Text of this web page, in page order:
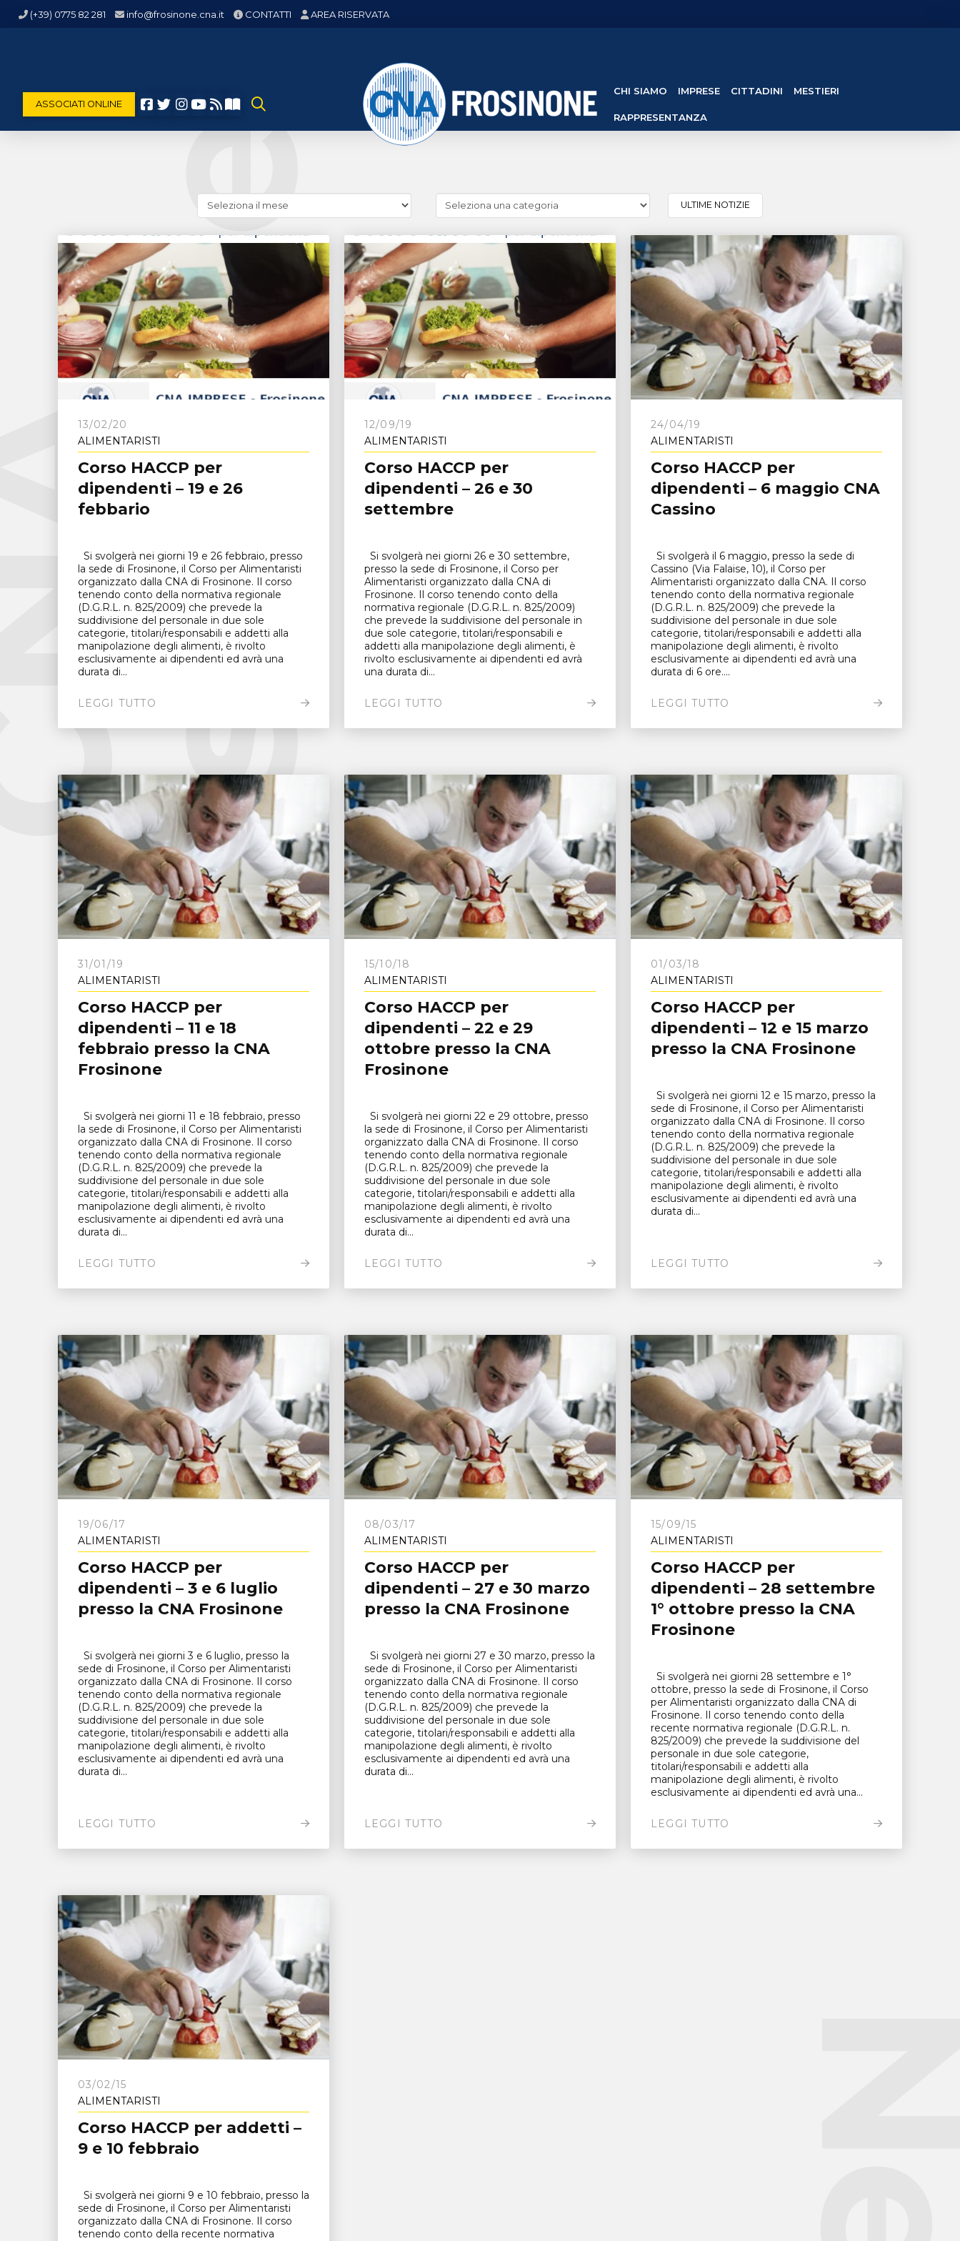
(+39) 0775 82 281 info@frosinone.cna.it CONTATTI AREA RISERVATA
ASSOCIATI ONLINE
CHI SIAMO IMPRESE CITTADINI MESTIERI
RAPPRESENTANZA
e
storico)
ULTIME NOTIZIE
13/02/20
ALIMENTARISTI
Corso HACCP per
dipendenti – 19 e 26
febbario
Si svolgerà nei giorni 19 e 26 febbraio, presso
la sede di Frosinone, il Corso per Alimentaristi
organizzato dalla CNA di Frosinone. Il corso
tenendo conto della normativa regionale
(D.G.R.L. n. 825/2009) che prevede la
suddivisione del personale in due sole
categorie, titolari/responsabili e addetti alla
manipolazione degli alimenti, è rivolto
esclusivamente ai dipendenti ed avrà una
durata di...
LEGGI TUTTO
12/09/19
ALIMENTARISTI
Corso HACCP per
dipendenti – 26 e 30
settembre
Si svolgerà nei giorni 26 e 30 settembre,
presso la sede di Frosinone, il Corso per
Alimentaristi organizzato dalla CNA di
Frosinone. Il corso tenendo conto della
normativa regionale (D.G.R.L. n. 825/2009)
che prevede la suddivisione del personale in
due sole categorie, titolari/responsabili e
addetti alla manipolazione degli alimenti, è
rivolto esclusivamente ai dipendenti ed avrà
una durata di...
LEGGI TUTTO
24/04/19
ALIMENTARISTI
Corso HACCP per
dipendenti – 6 maggio CNA
Cassino
Si svolgerà il 6 maggio, presso la sede di
Cassino (Via Falaise, 10), il Corso per
Alimentaristi organizzato dalla CNA. Il corso
tenendo conto della normativa regionale
(D.G.R.L. n. 825/2009) che prevede la
suddivisione del personale in due sole
categorie, titolari/responsabili e addetti alla
manipolazione degli alimenti, è rivolto
esclusivamente ai dipendenti ed avrà una
durata di 6 ore....
LEGGI TUTTO
31/01/19
ALIMENTARISTI
Corso HACCP per
dipendenti – 11 e 18
febbraio presso la CNA
Frosinone
Si svolgerà nei giorni 11 e 18 febbraio, presso
la sede di Frosinone, il Corso per Alimentaristi
organizzato dalla CNA di Frosinone. Il corso
tenendo conto della normativa regionale
(D.G.R.L. n. 825/2009) che prevede la
suddivisione del personale in due sole
categorie, titolari/responsabili e addetti alla
manipolazione degli alimenti, è rivolto
esclusivamente ai dipendenti ed avrà una
durata di...
LEGGI TUTTO
15/10/18
ALIMENTARISTI
Corso HACCP per
dipendenti – 22 e 29
ottobre presso la CNA
Frosinone
Si svolgerà nei giorni 22 e 29 ottobre, presso
la sede di Frosinone, il Corso per Alimentaristi
organizzato dalla CNA di Frosinone. Il corso
tenendo conto della normativa regionale
(D.G.R.L. n. 825/2009) che prevede la
suddivisione del personale in due sole
categorie, titolari/responsabili e addetti alla
manipolazione degli alimenti, è rivolto
esclusivamente ai dipendenti ed avrà una
durata di...
LEGGI TUTTO
01/03/18
ALIMENTARISTI
Corso HACCP per
dipendenti – 12 e 15 marzo
presso la CNA Frosinone
Si svolgerà nei giorni 12 e 15 marzo, presso la
sede di Frosinone, il Corso per Alimentaristi
organizzato dalla CNA di Frosinone. Il corso
tenendo conto della normativa regionale
(D.G.R.L. n. 825/2009) che prevede la
suddivisione del personale in due sole
categorie, titolari/responsabili e addetti alla
manipolazione degli alimenti, è rivolto
esclusivamente ai dipendenti ed avrà una
durata di...
LEGGI TUTTO
19/06/17
ALIMENTARISTI
Corso HACCP per
dipendenti – 3 e 6 luglio
presso la CNA Frosinone
Si svolgerà nei giorni 3 e 6 luglio, presso la
sede di Frosinone, il Corso per Alimentaristi
organizzato dalla CNA di Frosinone. Il corso
tenendo conto della normativa regionale
(D.G.R.L. n. 825/2009) che prevede la
suddivisione del personale in due sole
categorie, titolari/responsabili e addetti alla
manipolazione degli alimenti, è rivolto
esclusivamente ai dipendenti ed avrà una
durata di...
LEGGI TUTTO
08/03/17
ALIMENTARISTI
Corso HACCP per
dipendenti – 27 e 30 marzo
presso la CNA Frosinone
Si svolgerà nei giorni 27 e 30 marzo, presso la
sede di Frosinone, il Corso per Alimentaristi
organizzato dalla CNA di Frosinone. Il corso
tenendo conto della normativa regionale
(D.G.R.L. n. 825/2009) che prevede la
suddivisione del personale in due sole
categorie, titolari/responsabili e addetti alla
manipolazione degli alimenti, è rivolto
esclusivamente ai dipendenti ed avrà una
durata di...
LEGGI TUTTO
15/09/15
ALIMENTARISTI
Corso HACCP per
dipendenti – 28 settembre
1° ottobre presso la CNA
Frosinone
Si svolgerà nei giorni 28 settembre e 1°
ottobre, presso la sede di Frosinone, il Corso
per Alimentaristi organizzato dalla CNA di
Frosinone. Il corso tenendo conto della
recente normativa regionale (D.G.R.L. n.
825/2009) che prevede la suddivisione del
personale in due sole categorie,
titolari/responsabili e addetti alla
manipolazione degli alimenti, è rivolto
esclusivamente ai dipendenti ed avrà una...
LEGGI TUTTO
03/02/15
ALIMENTARISTI
Corso HACCP per addetti –
9 e 10 febbraio
Si svolgerà nei giorni 9 e 10 febbraio, presso la
sede di Frosinone, il Corso per Alimentaristi
organizzato dalla CNA di Frosinone. Il corso
tenendo conto della recente normativa